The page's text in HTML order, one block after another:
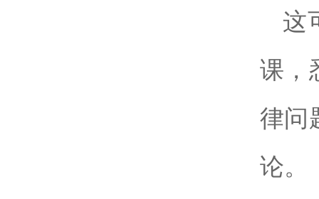
这
课，
律问
论。